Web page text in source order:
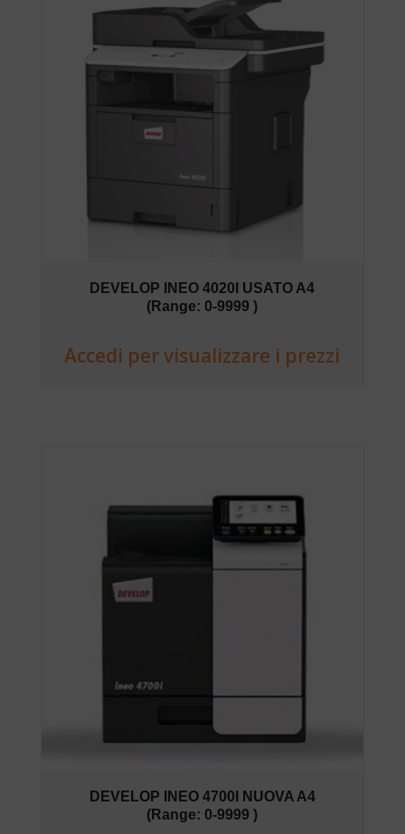
DEVELOP INEO 4020I USATO A4
(Range: 0-9999 )
Accedi per visualizzare i prezzi
DEVELOP INEO 4700I NUOVA A4
(Range: 0-9999 )